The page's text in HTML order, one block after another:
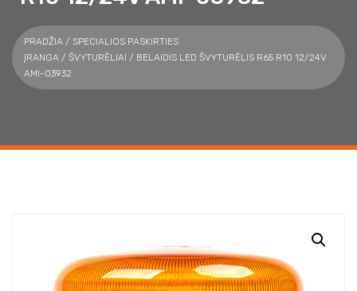
PRADŽIA / SPECIALIOS PASKIRTIES
ĮRANGA / ŠVYTURĖLIAI / BELAIDIS LED ŠVYTURĖLIS R65 R10 12/24V
AMI-03932